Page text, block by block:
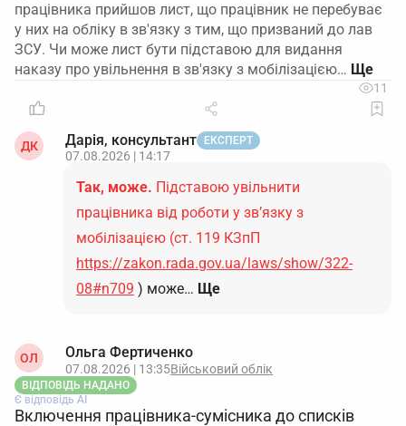
працівника прийшов лист, що працівник не перебуває
у них на обліку в зв'язку з тим, що призваний до лав
ЗСУ. Чи може лист бути підставою для видання
наказу про увільнення в зв'язку з мобілізацією…
11
ДК Дарія, консультант ЕКСПЕРТ
07.08.2026 | 14:17
Так, може. Підставою увільнити
працівника від роботи у зв’язку з
мобілізацією (ст. 119 КЗпП
https://zakon.rada.gov.ua/laws/show/322-
08#n709 ) може… Ще
ОЛ Ольга Фертиченко
07.08.2026 | 13:35Військовий облік
ВІДПОВІДЬ НАДАНО
Є відповідь АІ
Включення працівника-сумісника до списків